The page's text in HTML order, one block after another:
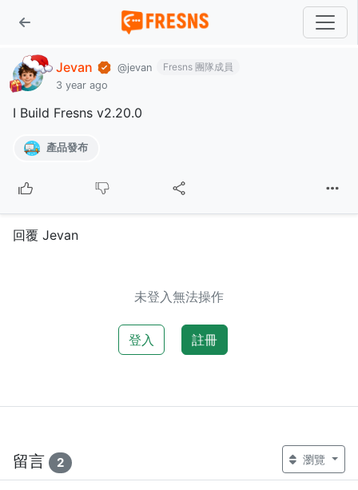
Jevan @jevan
Fresns 團隊成員
3 year ago
I Build Fresns v2.20.0
產品發布
回覆 Jevan
未登入無法操作
登入 註冊
留言 2 瀏覽